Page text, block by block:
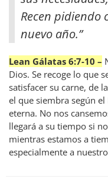
Recen pidiendo
nuevo año.”
Lean Gálatas 6:7-10 –
Dios. Se recoge lo que
satisfacer su carne, de
el que siembra según
eterna. No nos
llegará a su tiempo si
mientras estamos a
especialmente a